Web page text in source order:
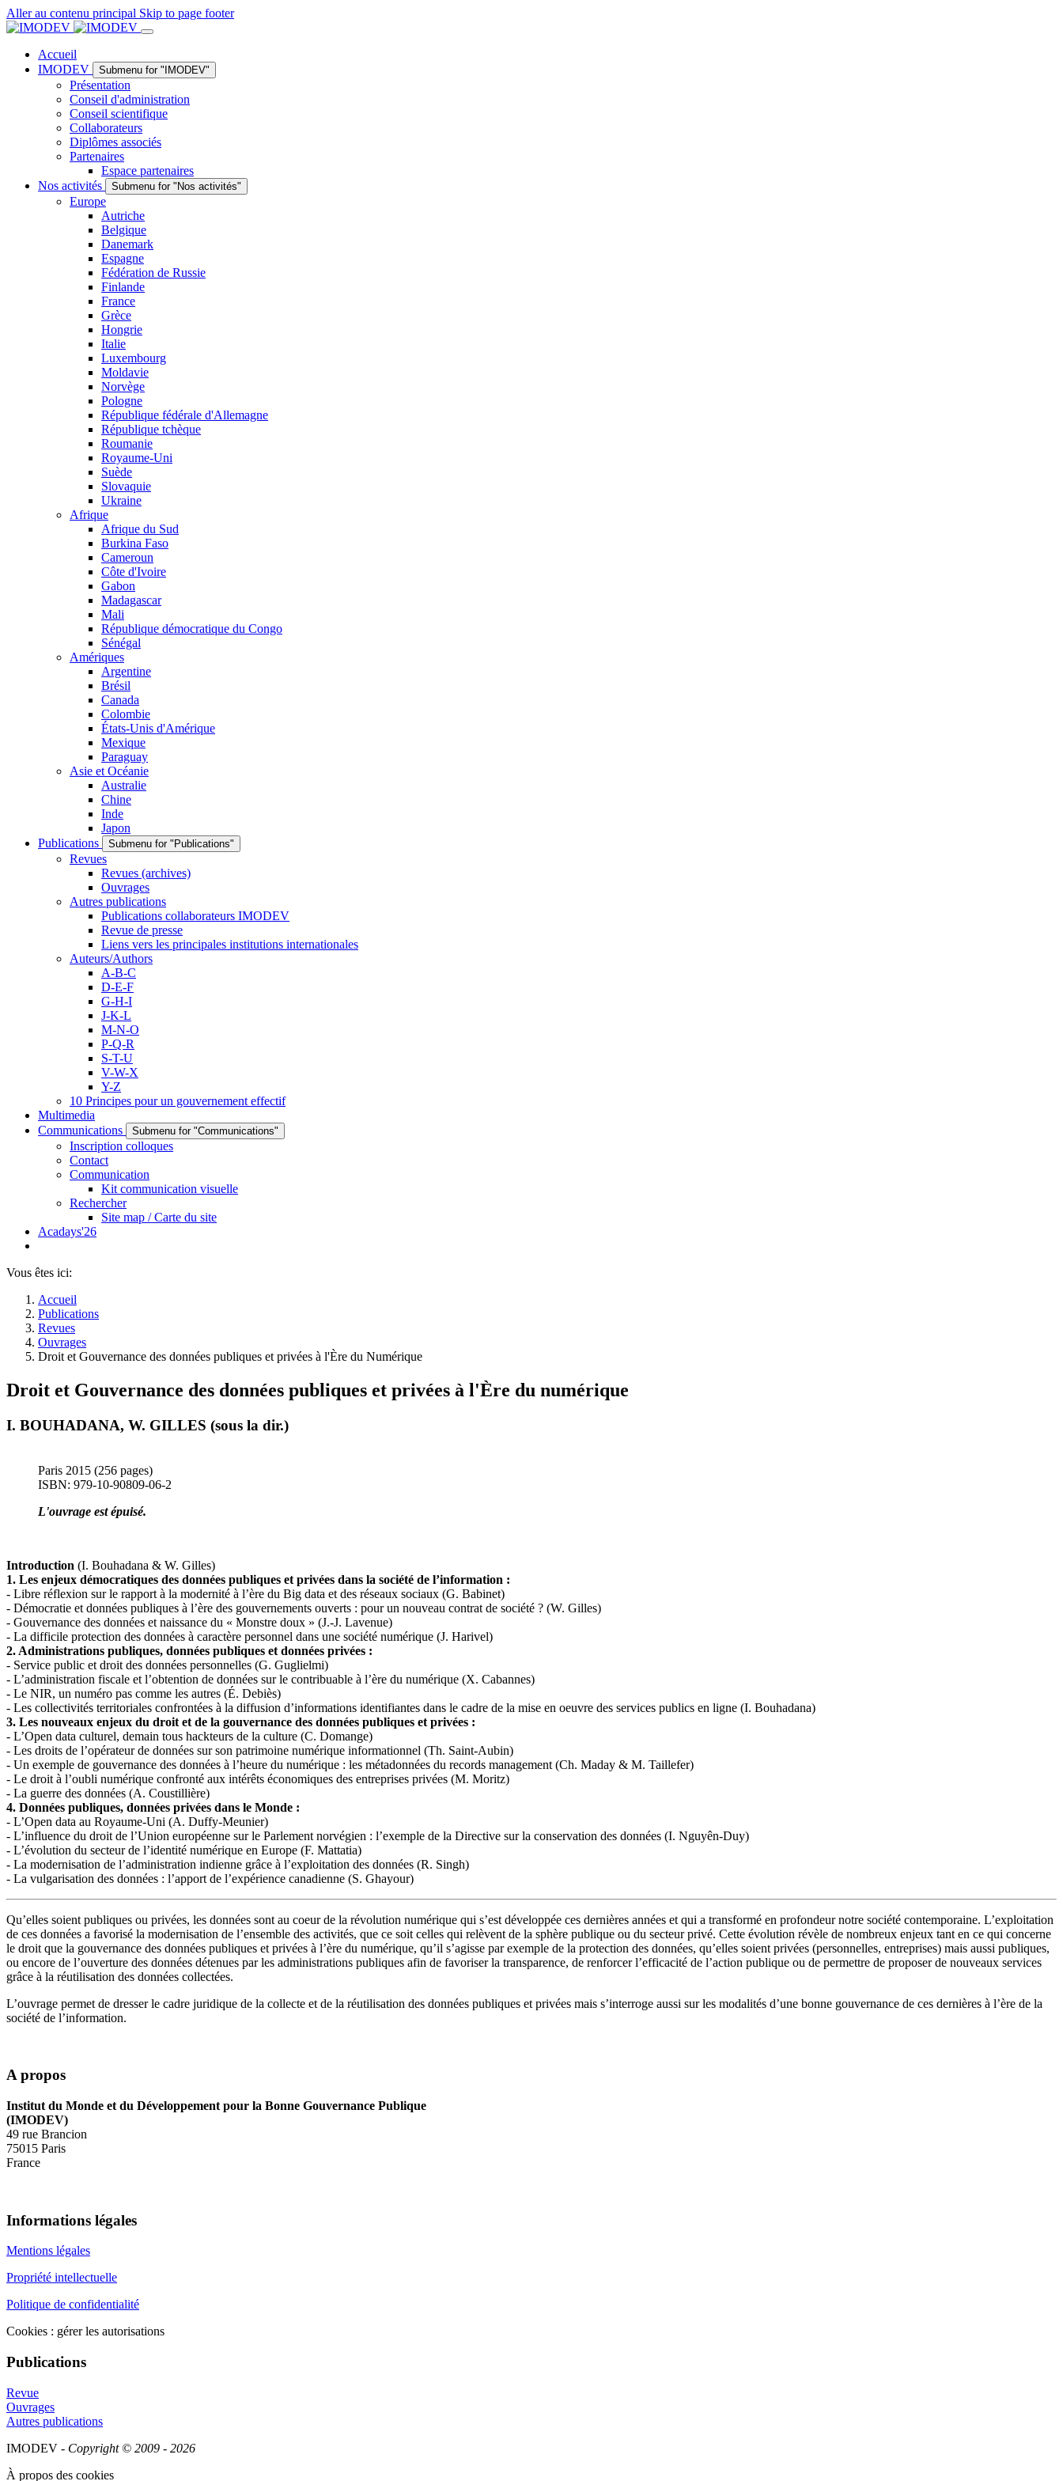
Aller au contenu principal Skip to page footer
Accueil
IMODEV
Submenu for "IMODEV"
Présentation
Conseil d'administration
Conseil scientifique
Collaborateurs
Diplômes associés
Partenaires
Espace partenaires
Nos activités
Submenu for "Nos activités"
Europe
Autriche
Belgique
Danemark
Espagne
Fédération de Russie
Finlande
France
Grèce
Hongrie
Italie
Luxembourg
Moldavie
Norvège
Pologne
République fédérale d'Allemagne
République tchèque
Roumanie
Royaume-Uni
Suède
Slovaquie
Ukraine
Afrique
Afrique du Sud
Burkina Faso
Cameroun
Côte d'Ivoire
Gabon
Madagascar
Mali
République démocratique du Congo
Sénégal
Amériques
Argentine
Brésil
Canada
Colombie
États-Unis d'Amérique
Mexique
Paraguay
Asie et Océanie
Australie
Chine
Inde
Japon
Publications
Submenu for "Publications"
Revues
Revues (archives)
Ouvrages
Autres publications
Publications collaborateurs IMODEV
Revue de presse
Liens vers les principales institutions internationales
Auteurs/Authors
A-B-C
D-E-F
G-H-I
J-K-L
M-N-O
P-Q-R
S-T-U
V-W-X
Y-Z
10 Principes pour un gouvernement effectif
Multimedia
Communications
Submenu for "Communications"
Inscription colloques
Contact
Communication
Kit communication visuelle
Rechercher
Site map / Carte du site
Acadays'26
Vous êtes ici:
Accueil
Publications
Revues
Ouvrages
Droit et Gouvernance des données publiques et privées à l'Ère du Numérique
Droit et Gouvernance des données publiques et privées à l'Ère du numérique
I. BOUHADANA, W. GILLES (sous la dir.)
Paris 2015 (256 pages)
ISBN: 979-10-90809-06-2
L'ouvrage est épuisé.
Introduction (I. Bouhadana & W. Gilles)
1. Les enjeux démocratiques des données publiques et privées dans la société de l’information :
- Libre réflexion sur le rapport à la modernité à l’ère du Big data et des réseaux sociaux (G. Babinet)
- Démocratie et données publiques à l’ère des gouvernements ouverts : pour un nouveau contrat de société ? (W. Gilles)
- Gouvernance des données et naissance du « Monstre doux » (J.-J. Lavenue)
- La difficile protection des données à caractère personnel dans une société numérique (J. Harivel)
2. Administrations publiques, données publiques et données privées :
- Service public et droit des données personnelles (G. Guglielmi)
- L’administration fiscale et l’obtention de données sur le contribuable à l’ère du numérique (X. Cabannes)
- Le NIR, un numéro pas comme les autres (É. Debiès)
- Les collectivités territoriales confrontées à la diffusion d’informations identifiantes dans le cadre de la mise en oeuvre des services publics en ligne (I. Bouhadana)
3. Les nouveaux enjeux du droit et de la gouvernance des données publiques et privées :
- L’Open data culturel, demain tous hackteurs de la culture (C. Domange)
- Les droits de l’opérateur de données sur son patrimoine numérique informationnel (Th. Saint-Aubin)
- Un exemple de gouvernance des données à l’heure du numérique : les métadonnées du records management (Ch. Maday & M. Taillefer)
- Le droit à l’oubli numérique confronté aux intérêts économiques des entreprises privées (M. Moritz)
- La guerre des données (A. Coustillière)
4. Données publiques, données privées dans le Monde :
- L’Open data au Royaume-Uni (A. Duffy-Meunier)
- L’influence du droit de l’Union européenne sur le Parlement norvégien : l’exemple de la Directive sur la conservation des données (I. Nguyên-Duy)
- L’évolution du secteur de l’identité numérique en Europe (F. Mattatia)
- La modernisation de l’administration indienne grâce à l’exploitation des données (R. Singh)
- La vulgarisation des données : l’apport de l’expérience canadienne (S. Ghayour)
Qu’elles soient publiques ou privées, les données sont au coeur de la révolution numérique qui s’est développée ces dernières années et qui a transformé en profondeur notre société contemporaine. L’exploitation
de ces données a favorisé la modernisation de l’ensemble des activités, que ce soit celles qui relèvent de la sphère publique ou du secteur privé. Cette évolution révèle de nombreux enjeux tant en ce qui concerne
le droit que la gouvernance des données publiques et privées à l’ère du numérique, qu’il s’agisse par exemple de la protection des données, qu’elles soient privées (personnelles, entreprises) mais aussi publiques,
ou encore de l’ouverture des données détenues par les administrations publiques afin de favoriser la transparence, de renforcer l’efficacité de l’action publique ou de permettre de proposer de nouveaux services
grâce à la réutilisation des données collectées.
L’ouvrage permet de dresser le cadre juridique de la collecte et de la réutilisation des données publiques et privées mais s’interroge aussi sur les modalités d’une bonne gouvernance de ces dernières à l’ère de la
société de l’information.
A propos
Institut du Monde et du Développement pour la Bonne Gouvernance Publique
(IMODEV)
49 rue Brancion
75015 Paris
France
Informations légales
Mentions légales
Propriété intellectuelle
Politique de confidentialité
Cookies : gérer les autorisations
Publications
Revue
Ouvrages
Autres publications
IMODEV - Copyright © 2009 - 2026
À propos des cookies